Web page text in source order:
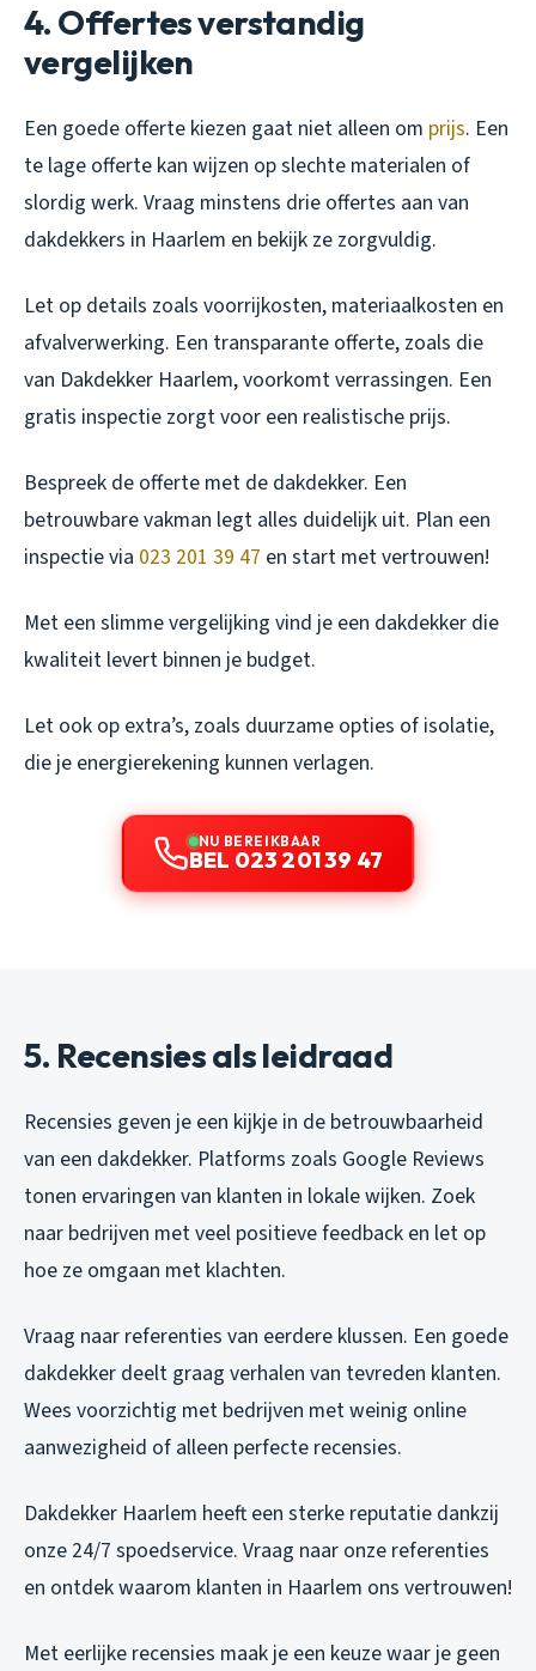
4. Offertes verstandig
vergelijken
Een goede offerte kiezen gaat niet alleen om prijs. Een
te lage offerte kan wijzen op slechte materialen of
slordig werk. Vraag minstens drie offertes aan van
dakdekkers in Haarlem en bekijk ze zorgvuldig.
Let op details zoals voorrijkosten, materiaalkosten en
afvalverwerking. Een transparante offerte, zoals die
van Dakdekker Haarlem, voorkomt verrassingen. Een
gratis inspectie zorgt voor een realistische prijs.
Bespreek de offerte met de dakdekker. Een
betrouwbare vakman legt alles duidelijk uit. Plan een
inspectie via 023 201 39 47 en start met vertrouwen!
Met een slimme vergelijking vind je een dakdekker die
kwaliteit levert binnen je budget.
Let ook op extra’s, zoals duurzame opties of isolatie,
die je energierekening kunnen verlagen.
NU BEREIKBAAR
BEL 023 201 39 47
5. Recensies als leidraad
Recensies geven je een kijkje in de betrouwbaarheid
van een dakdekker. Platforms zoals Google Reviews
tonen ervaringen van klanten in lokale wijken. Zoek
naar bedrijven met veel positieve feedback en let op
hoe ze omgaan met klachten.
Vraag naar referenties van eerdere klussen. Een goede
dakdekker deelt graag verhalen van tevreden klanten.
Wees voorzichtig met bedrijven met weinig online
aanwezigheid of alleen perfecte recensies.
Dakdekker Haarlem heeft een sterke reputatie dankzij
onze 24/7 spoedservice. Vraag naar onze referenties
en ontdek waarom klanten in Haarlem ons vertrouwen!
Met eerlijke recensies maak je een keuze waar je geen